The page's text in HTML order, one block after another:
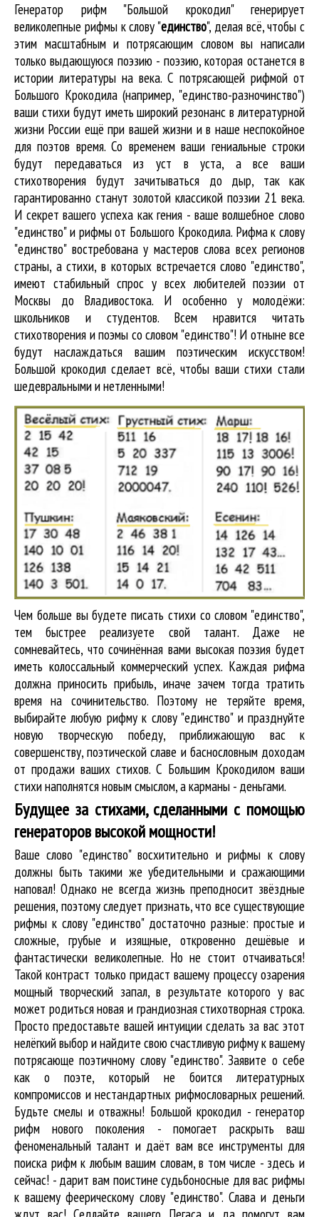
Генератор рифм "Большой крокодил" генерирует
великолепные рифмы к слову "единство", делая всё, чтобы с
этим масштабным и потрясающим словом вы написали
только выдающуюся поэзию - поэзию, которая останется в
истории литературы на века. С потрясающей рифмой от
Большого Крокодила (например, "единство-разночинство")
ваши стихи будут иметь широкий резонанс в литературной
жизни России ещё при вашей жизни и в наше неспокойное
для поэтов время. Со временем ваши гениальные строки
будут передаваться из уст в уста, а все ваши
стихотворения будут зачитываться до дыр, так как
гарантированно станут золотой классикой поэзии 21 века.
И секрет вашего успеха как гения - ваше волшебное слово
"единство" и рифмы от Большого Крокодила. Рифма к слову
"единство" востребована у мастеров слова всех регионов
страны, а стихи, в которых встречаетсяслово "единство",
имеют стабильный спрос у всех любителей поэзии от
Москвы до Владивостока. И особенно у молодёжи:
школьников и студентов. Всем нравится читать
стихотворения и поэмы со словом "единство"! И отныне все
будут наслаждаться вашим поэтическим искусством!
Большой крокодил cделает всё, чтобы ваши стихи стали
шедевральными и нетленными!
Чем больше вы будете писать стихи со словом "единство",
тем быстрее реализуете свой талант. Даже не
сомневайтесь, что сочинённая вами высокая поэзия будет
иметь колоссальный коммерческий успех. Каждая рифма
должна приносить прибыль, иначе зачем тогда тратить
время на сочинительство. Поэтому не теряйте время,
выбирайте любую рифму к слову "единство" и празднуйте
новую творческую победу, приближающую вас к
совершенству, поэтической славе и баснословным доходам
от продажи ваших стихов. С Большим Крокодилом ваши
стихи наполнятся новым смыслом, а карманы - деньгами.
Будущее за стихами, сделанными с помощью
генераторов высокой мощности!
Ваше слово "единство" восхитительно и рифмы к слову
должны быть такими же убедительными и сражающими
наповал! Однако не всегда жизнь преподносит звёздные
решения, поэтому следует признать, что все существующие
рифмы к слову "единство" достаточно разные: простые и
сложные, грубые и изящные, откровенно дешёвые и
фантастически великолепные. Но не стоит отчаиваться!
Такой контраст только придаст вашему процессу озарения
мощный творческий запал, в результате которого у вас
может родиться новая и грандиозная стихотворная строка.
Просто предоставьте вашей интуиции сделать за вас этот
нелёгкий выбор и найдите свою счастливую рифму к вашему
потрясающе поэтичному слову "единство". Заявите о себе
как о поэте, который не боится литературных
компромиссов и нестандартных рифмословарных решений.
Будьте смелы и отважны! Большой крокодил - генератор
рифм нового поколения - помогает раскрыть ваш
феноменальный талант и даёт вам все инструменты для
поиска рифмк любым вашим словам, в том числе - здесь и
сейчас! - дарит вам поистине судьбоносные для вас рифмы
к вашему феерическому слову "единство". Слава и деньги